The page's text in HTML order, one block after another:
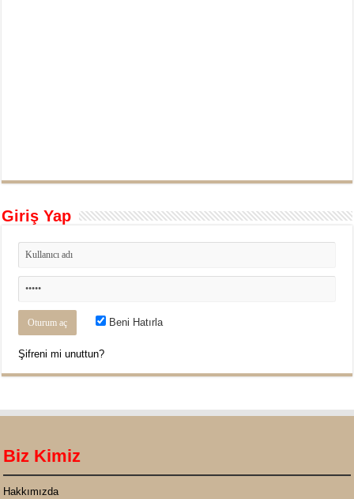
Giriş Yap
Beni Hatırla
Şifreni mi unuttun?
Biz Kimiz
Hakkımızda